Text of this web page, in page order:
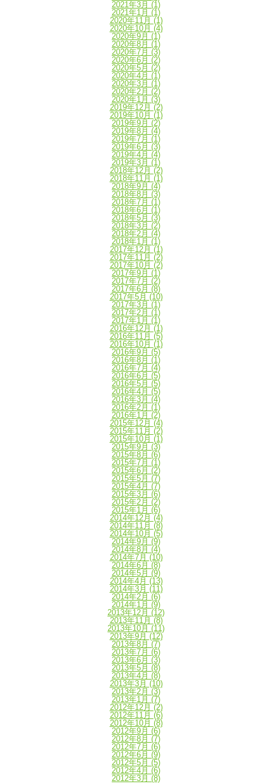
2021年3月 (1)
2021年1月 (1)
2020年11月 (1)
2020年10月 (4)
2020年9月 (1)
2020年8月 (1)
2020年7月 (3)
2020年6月 (2)
2020年5月 (2)
2020年4月 (1)
2020年3月 (1)
2020年2月 (2)
2020年1月 (3)
2019年12月 (2)
2019年10月 (1)
2019年9月 (2)
2019年8月 (4)
2019年7月 (1)
2019年6月 (3)
2019年4月 (4)
2019年3月 (1)
2018年12月 (2)
2018年11月 (1)
2018年9月 (4)
2018年8月 (3)
2018年7月 (1)
2018年6月 (1)
2018年5月 (3)
2018年3月 (2)
2018年2月 (4)
2018年1月 (1)
2017年12月 (1)
2017年11月 (2)
2017年10月 (2)
2017年9月 (1)
2017年7月 (2)
2017年6月 (8)
2017年5月 (10)
2017年3月 (1)
2017年2月 (1)
2017年1月 (1)
2016年12月 (1)
2016年11月 (5)
2016年10月 (1)
2016年9月 (5)
2016年8月 (1)
2016年7月 (4)
2016年6月 (5)
2016年5月 (5)
2016年4月 (5)
2016年3月 (4)
2016年2月 (1)
2016年1月 (2)
2015年12月 (4)
2015年11月 (2)
2015年10月 (1)
2015年9月 (3)
2015年8月 (6)
2015年7月 (1)
2015年6月 (2)
2015年5月 (7)
2015年4月 (7)
2015年3月 (6)
2015年2月 (2)
2015年1月 (6)
2014年12月 (4)
2014年11月 (8)
2014年10月 (5)
2014年9月 (9)
2014年8月 (4)
2014年7月 (10)
2014年6月 (8)
2014年5月 (9)
2014年4月 (13)
2014年3月 (11)
2014年2月 (6)
2014年1月 (9)
2013年12月 (12)
2013年11月 (8)
2013年10月 (11)
2013年9月 (12)
2013年8月 (7)
2013年7月 (6)
2013年6月 (3)
2013年5月 (8)
2013年4月 (8)
2013年3月 (10)
2013年2月 (3)
2013年1月 (7)
2012年12月 (2)
2012年11月 (6)
2012年10月 (8)
2012年9月 (6)
2012年8月 (7)
2012年7月 (6)
2012年6月 (9)
2012年5月 (5)
2012年4月 (6)
2012年3月 (8)